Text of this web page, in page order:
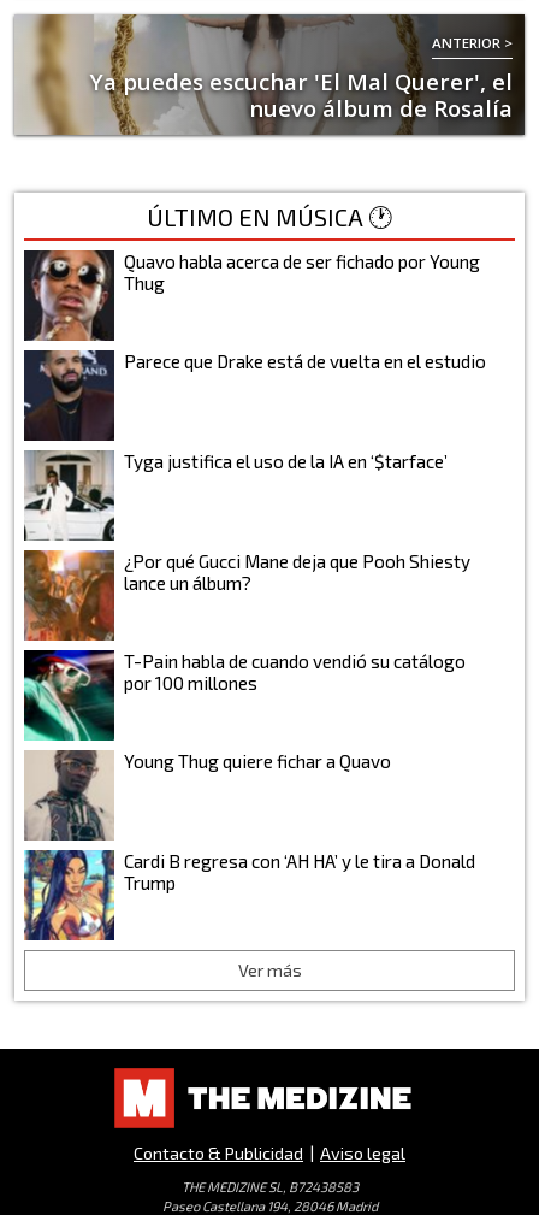
ANTERIOR >
Ya puedes escuchar 'El Mal Querer', el
nuevo álbum de Rosalía
ÚLTIMO EN MÚSICA 🕐
Quavo habla acerca de ser fichado por Young
Thug
Parece que Drake está de vuelta en el estudio
Tyga justifica el uso de la IA en ‘$tarface’
¿Por qué Gucci Mane deja que Pooh Shiesty
lance un álbum?
T-Pain habla de cuando vendió su catálogo
por 100 millones
Young Thug quiere fichar a Quavo
Cardi B regresa con ‘AH HA’ y le tira a Donald
Trump
Ver más
Contacto & Publicidad | Aviso legal
THE MEDIZINE SL, B72438583
Paseo Castellana 194, 28046 Madrid